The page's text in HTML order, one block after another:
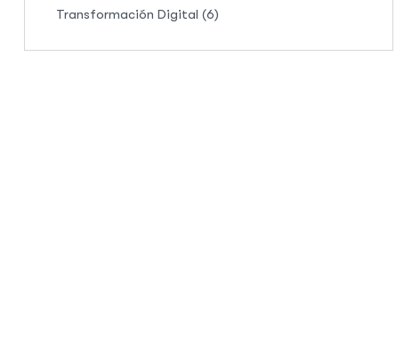
Transformación Digital (6)